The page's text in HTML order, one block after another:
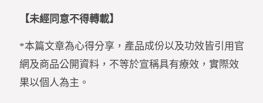
【未經同意不得轉載】
*本篇文章為心得分享，產品成份以及功效皆引用官
網及商品公開資料，不等於宣稱具有療效，實際效
果以個人為主。